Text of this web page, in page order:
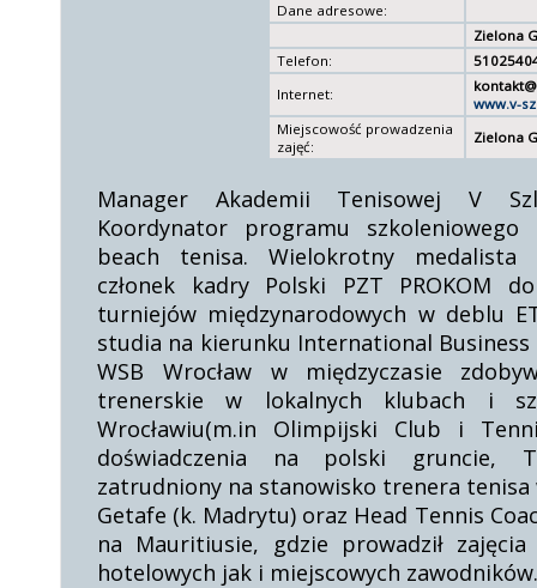
Dane adresowe:
Zielona
Telefon:
Internet:
www.v-
Miejscowość prowadzenia
zajęć:
Zielona
Manager Akademii Tenisowej V
Koordynator programu
beach tenisa. Wielokrotny medalista
członek kadry Polski PZT PROKOM
turniejów międzynarodowych w deblu
studia na kierunku International
WSB Wrocław w międzyczasie
trenerskie w lokalnych klubach i
Wrocławiu(m.in Olimpijski Club i
doświadczenia na polski gruncie,
zatrudniony na stanowisko trenera
Getafe (k. Madrytu) oraz Head Tennis
na Mauritiusie, gdzie prowadził
hotelowych jak i miejscowych zawodników.